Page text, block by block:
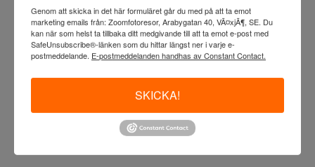
Genom att skicka in det här formuläret går du med på att ta emot
marketing emails från: Zoomfotoresor, Arabygatan 40, VÃ¤xjÃ¶, SE. Du
kan när som helst ta tillbaka ditt medgivande till att ta emot e-post med
SafeUnsubscribe®-länken som du hittar längst ner i varje e-
postmeddelande. E-postmeddelanden handhas av Constant Contact.
SKICKA!